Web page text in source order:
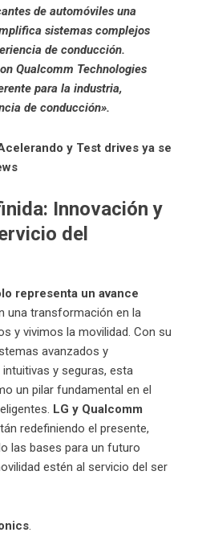
de automóviles una
sistemas complejos
de conducción.
Qualcomm Technologies
para la industria,
de conducción».
y Test drives ya se
Innovación y
del
representa un avance
una transformación en la
y vivimos la movilidad. Con su
avanzados y
y seguras, esta
un pilar fundamental en el
LG y Qualcomm
redefiniendo el presente,
las bases para un futuro
estén al servicio del ser
.